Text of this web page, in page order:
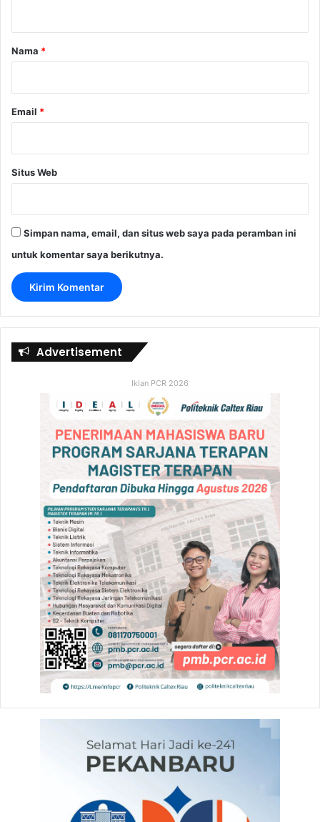
r
Nama *
Email *
Situs Web
Simpan nama, email, dan situs web saya pada peramban ini
untuk komentar saya berikutnya.
Advertisement
Iklan PCR 2026